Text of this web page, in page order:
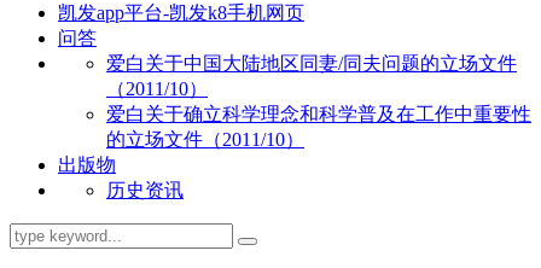
凯发app平台-凯发k8手机网页
问答
爱白关于中国大陆地区同妻/同夫问题的立场文件
（2011/10）
爱白关于确立科学理念和科学普及在工作中重要性
的立场文件（2011/10）
出版物
历史资讯